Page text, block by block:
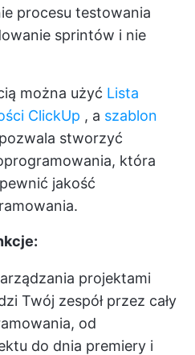
procesu testowania
sprintów i nie
można użyć Lista
ClickUp , a szablon
stworzyć
która
jakość
projektami
Twój zespół przez cały
od
do dnia premiery i